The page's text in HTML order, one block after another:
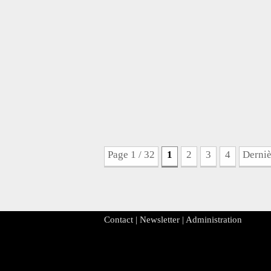
Page 1 / 32 1 2 3 4
Contact | Newsletter | Administration